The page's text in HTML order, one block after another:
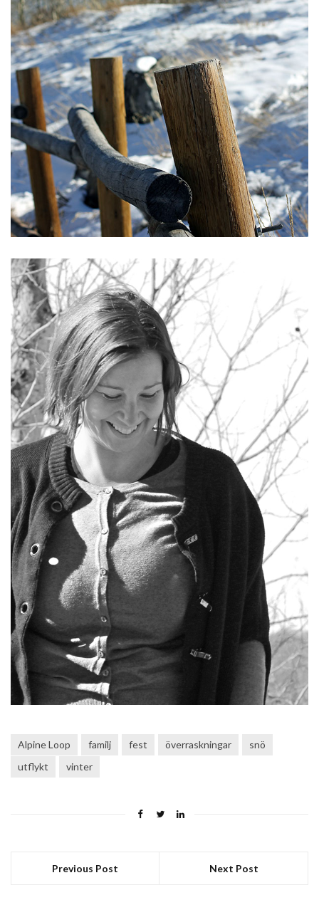
Alpine Loop familj fest överraskningar
snö
utflykt
vinter
Previous Post Next Post